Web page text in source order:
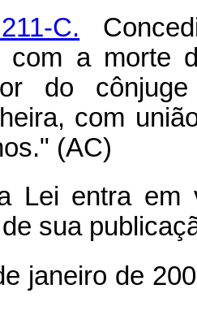
C.
com a morte
do cônjuge
com
(AC)
Lei entra em
sua
janeiro de